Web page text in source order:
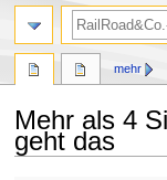
Mehr als 4
geht das
mehr
Suche